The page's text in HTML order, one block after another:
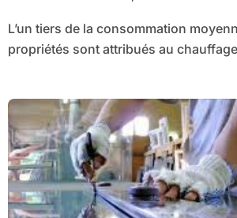
L’un tiers de la consommation moyenne d’énergie des
propriétés sont attribués au